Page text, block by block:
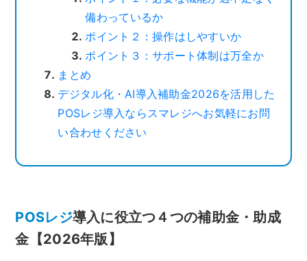
備わっているか
ポイント２：操作はしやすいか
ポイント３：サポート体制は万全か
まとめ
デジタル化・AI導入補助金2026を活用した
POSレジ導入ならスマレジへお気軽にお問
い合わせください
POSレジ導入に役立つ４つの補助金・助成
金【2026年版】